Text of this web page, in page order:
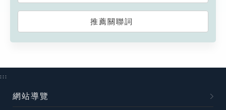
推薦關聯詞
:::
網站導覽